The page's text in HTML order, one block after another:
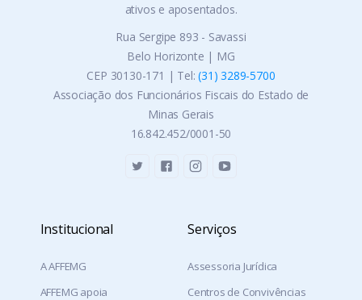
ativos e aposentados.
Rua Sergipe 893 - Savassi
Belo Horizonte | MG
CEP 30130-171 | Tel:(31) 3289-5700
Associação dos Funcionários Fiscais do Estado de
Minas Gerais
16.842.452/0001-50
Institucional
A AFFEMG
AFFEMG apoia
Serviços
Assessoria Jurídica
Centros de Convivências